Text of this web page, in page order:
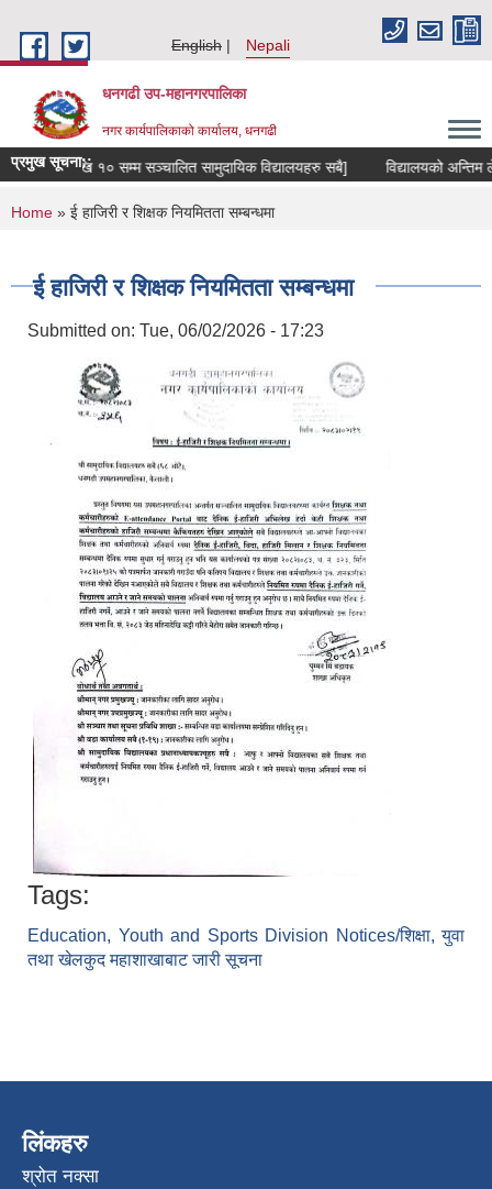
English
Nepali
धनगढी उप-महानगरपालिका
नगर कार्यपालिकाको कार्यालय, धनगढी
प्रमुख सूचना::
कक्षा ८ देखि १० सम्म सञ्चालित सामुदायिक विद्यालयहरु सबै] विद्यालयको अन्तिम
You are here
Home » ई हाजिरी र शिक्षक नियमितता सम्बन्धमा
ई हाजिरी र शिक्षक नियमितता सम्बन्धमा
Submitted on: Tue, 06/02/2026 - 17:23
Tags:
Education, Youth and Sports Division Notices/शिक्षा, युवा
तथा खेलकुद महाशाखाबाट जारी सूचना
लिंकहरु
श्रोत नक्सा